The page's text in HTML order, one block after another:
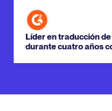
Líder en traducción
durante cuatro años